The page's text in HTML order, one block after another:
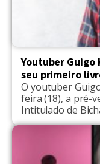
Youtuber Guigo
seu primeiro
O youtuber
feira (18), a pré-
Intitulado de
inéditas de
vida. A pré-
que adquirirem
semana, leva o